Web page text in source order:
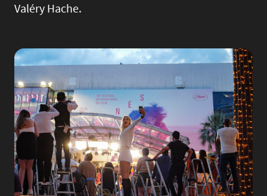
Valéry Hache.
Image